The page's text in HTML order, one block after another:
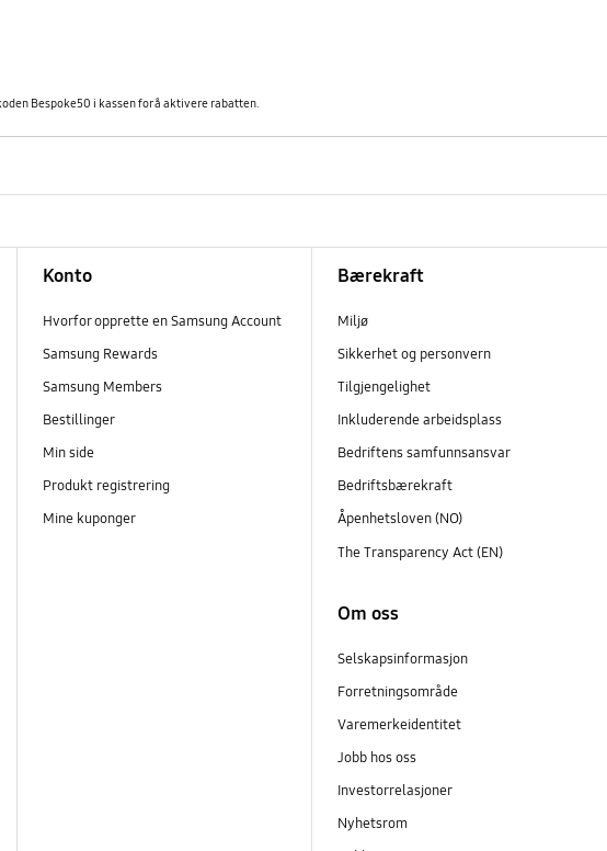
Bespoke50 i kassen for å aktivere rabatten.
Konto
Hvorfor opprette en Samsung Account
Samsung Rewards
Samsung Members
Bestillinger
Min side
Produkt registrering
Mine kuponger
Bærekraft
Miljø
Sikkerhet og personvern
Tilgjengelighet
Inkluderende arbeidsplass
Bedriftens samfunnsansvar
Bedriftsbærekraft
Åpenhetsloven (NO)
The Transparency Act (EN)
Om oss
Selskapsinformasjon
Forretningsområde
Varemerkeidentitet
Jobb hos oss
Investorrelasjoner
Nyhetsrom